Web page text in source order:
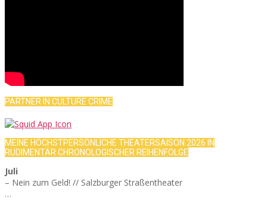
PARTNER IN CULTURE CRIME
MEINE HÖCHSTPERSÖNLICHE THEATERSAISON 2026 IN
RUDIMENTÄR CHRONOLOGISCHER REIHENFOLGE
Juli
– Nein zum Geld! // Salzburger Straßentheater
…